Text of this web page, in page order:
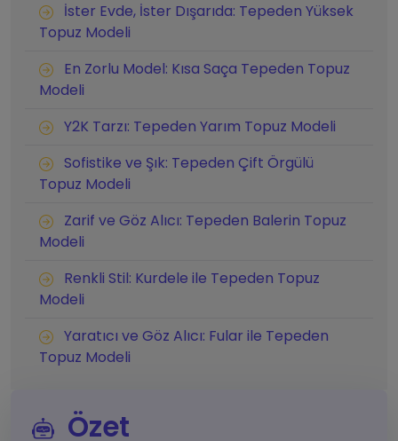
İster Evde, İster Dışarıda: Tepeden Yüksek
Topuz Modeli
En Zorlu Model: Kısa Saça Tepeden Topuz
Modeli
Y2K Tarzı: Tepeden Yarım Topuz Modeli
Sofistike ve Şık: Tepeden Çift Örgülü
Topuz Modeli
Zarif ve Göz Alıcı: Tepeden Balerin Topuz
Modeli
Renkli Stil: Kurdele ile Tepeden Topuz
Modeli
Yaratıcı ve Göz Alıcı: Fular ile Tepeden
Topuz Modeli
Özet